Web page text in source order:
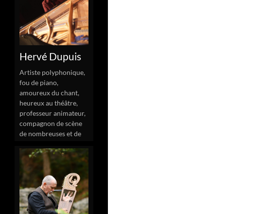
Hervé Dupuis
Artiste polyphonique,
fou de piano,
amoureux du chant,
heureux au théâtre,
professeur animateur,
compagnon de scène
de nombreuses et de